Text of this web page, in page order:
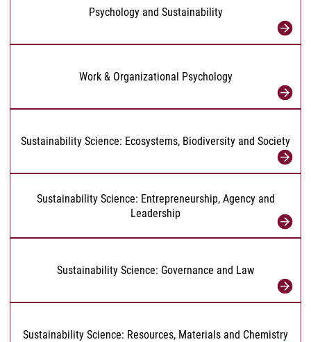
Psychology and Sustainability
Work & Organizational Psychology
Sustainability Science: Ecosystems, Biodiversity and Society
Sustainability Science: Entrepreneurship, Agency and
Leadership
Sustainability Science: Governance and Law
Sustainability Science: Resources, Materials and Chemistry